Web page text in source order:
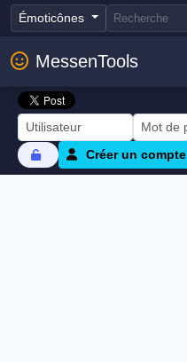
Émoticônes
MessenTools
Créer un compte